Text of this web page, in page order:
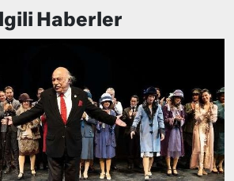
İlgili Haberler